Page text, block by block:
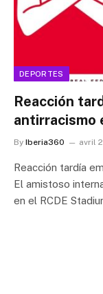
DEPORTES
Reacción
antirracismo
By Iberia360 avril
Reacción tardía
El amistoso
en el RCDE